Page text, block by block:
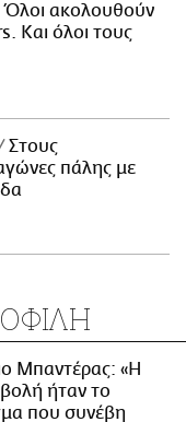
ακολουθούν
Και όλοι τους
Στους
πάλης με
Μπαντέρας: «Η
ήταν το
που συνέβη